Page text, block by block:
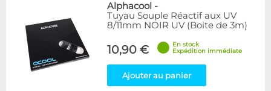
Alphacool -
Tuyau Souple Réactif aux UV
8/11mm NOIR UV (Boite de 3m)
10,90 €
En stock
Expédition immédiate
Ajouter au panier